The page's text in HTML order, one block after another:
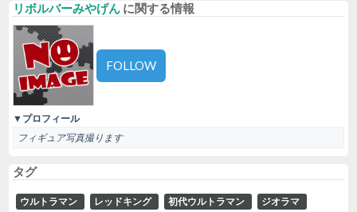
リボルバーみやげん に関する情報
FOLLOW
▼プロフィール
フィギュア写真撮ります
タグ
ウルトラマン レッドキング 初代ウルトラマン ジオラマ